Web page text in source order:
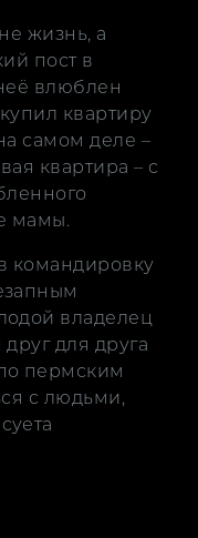
жизнь, а
пост в
влюблен
квартиру
самом деле –
квартира – с
мамы.
командировку
владелец
для друга
пермским
с людьми,